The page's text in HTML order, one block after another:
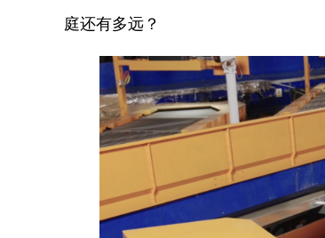
庭还有多远？